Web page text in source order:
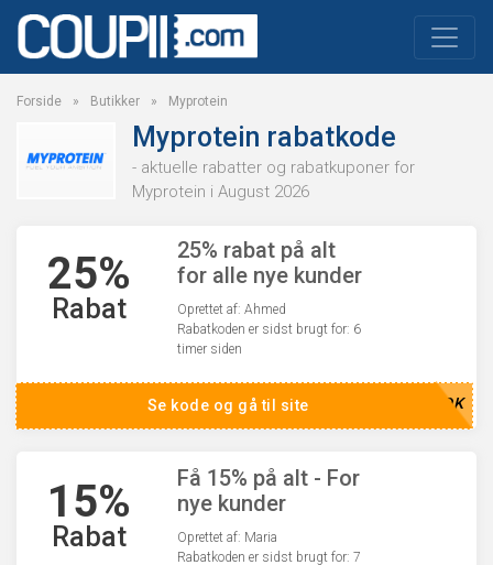
Forside » Butikker » Myprotein
Myprotein rabatkode
- aktuelle rabatter og rabatkuponer for
Myprotein i August 2026
25%
Rabat
25% rabat på alt
for alle nye kunder
Oprettet af: Ahmed
Rabatkoden er sidst brugt for: 6
timer siden
Se kode og gå til site RDK
15%
Rabat
Få 15% på alt - For
nye kunder
Oprettet af: Maria
Rabatkoden er sidst brugt for: 7